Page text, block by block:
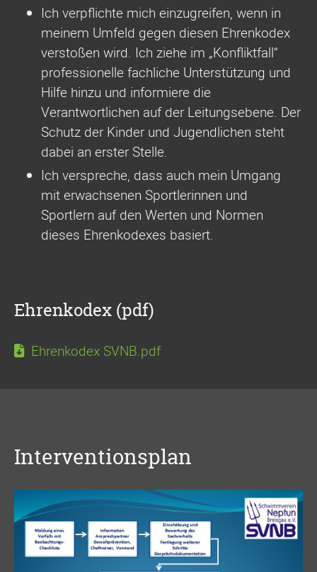
Ich verpflichte mich einzugreifen, wenn in
meinem Umfeld gegen diesen Ehrenkodex
verstoßen wird. Ich ziehe im „Konfliktfall“
professionelle fachliche Unterstützung und
Hilfe hinzu und informiere die
Verantwortlichen auf der Leitungsebene. Der
Schutz der Kinder und Jugendlichen steht
dabei an erster Stelle.
Ich verspreche, dass auch mein Umgang
mit erwachsenen Sportlerinnen und
Sportlern auf den Werten und Normen
dieses Ehrenkodexes basiert.
Ehrenkodex (pdf)
Ehrenkodex SVNB.pdf
Interventionsplan